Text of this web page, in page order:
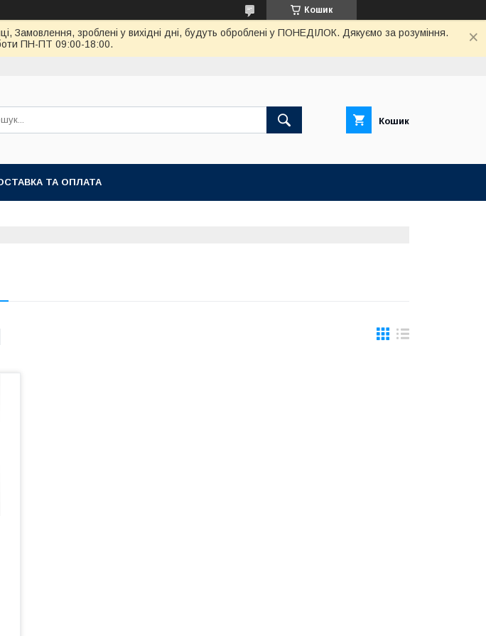
Кошик
зроблені у вихідні дні, будуть оброблені у ПОНЕДІЛОК. Дякуємо за розуміння.
ПН-ПТ 09:00-18:00.
Кошик
ТА ОПЛАТА